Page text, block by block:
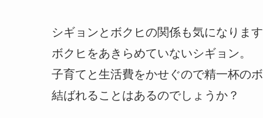
シギョンとボクヒの関係も気になりま
ボクヒをあきらめていないシギョン。
子育てと生活費をかせぐので精一杯の
結ばれることはあるのでしょうか？